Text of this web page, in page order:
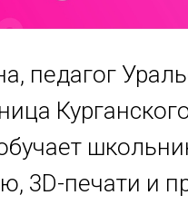
педагог
3D-печати и